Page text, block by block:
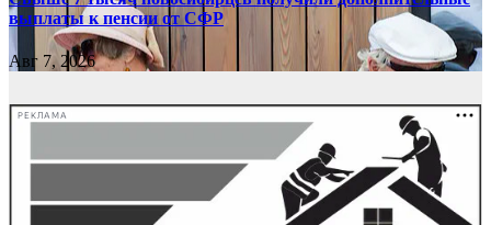
выплаты к пенсии от СФР
Авг 7, 2026
РЕКЛАМА